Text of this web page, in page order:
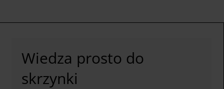
Wiedza prosto do
skrzynki